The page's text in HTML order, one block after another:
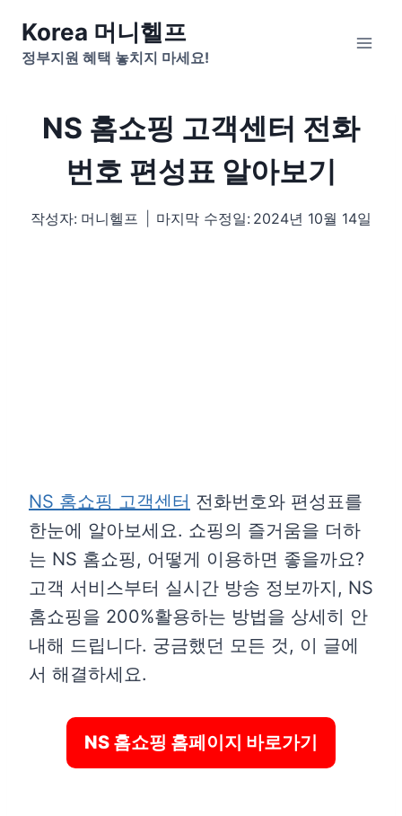
content
Korea 머니헬프
정부지원 혜택 놓치지 마세요!
NS 홈쇼핑 고객센터 전화
번호 편성표 알아보기
작성자: 머니헬프 마지막 수정일: 2024년 10월 14일
NS 홈쇼핑 고객센터 전화번호와 편성표를
한눈에 알아보세요. 쇼핑의 즐거움을 더하
는 NS 홈쇼핑, 어떻게 이용하면 좋을까요?
고객 서비스부터 실시간 방송 정보까지, NS
홈쇼핑을 200%활용하는 방법을 상세히 안
내해 드립니다. 궁금했던 모든 것, 이 글에
서 해결하세요.
NS 홈쇼핑 홈페이지 바로가기